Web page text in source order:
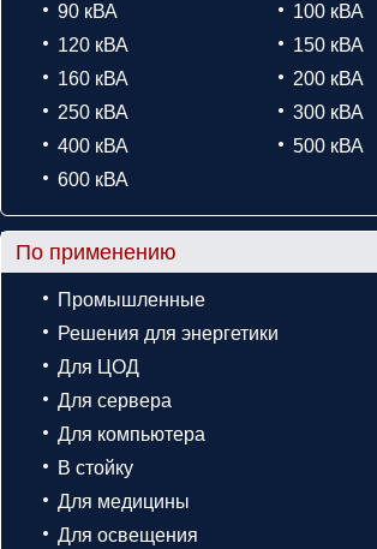
90 кВА
100 кВА
120 кВА
150 кВА
160 кВА
200 кВА
250 кВА
300 кВА
400 кВА
500 кВА
600 кВА
По применению
Промышленные
Решения для энергетики
Для ЦОД
Для сервера
Для компьютера
В стойку
Для медицины
Для освещения